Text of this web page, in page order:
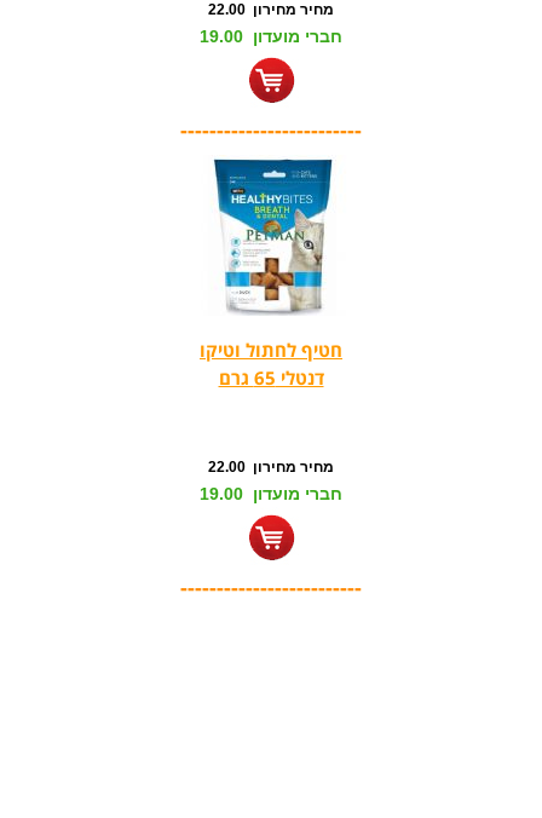
מחיר מחירון 22.00
חברי מועדון 19.00
-------------------------
חטיף לחתול וטיקו
דנטלי 65 גרם
מחיר מחירון 22.00
חברי מועדון 19.00
-------------------------